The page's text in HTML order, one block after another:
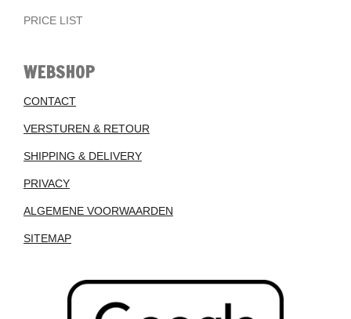
PRICE LIST
WEBSHOP
CONTACT
VERSTUREN & RETOUR
SHIPPING & DELIVERY
PRIVACY
ALGEMENE VOORWAARDEN
SITEMAP